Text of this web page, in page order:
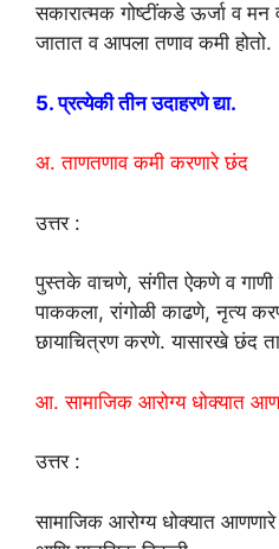
सकारात्मक गोष्टींकडे ऊर्जा व
जातात व आपला तणाव कमी होतो.
5. प्रत्येकी तीन उदाहरणे द्या.
अ. ताणतणाव कमी करणारे छंद
उत्तर :
पुस्तके वाचणे, संगीत ऐकणे व
पाककला, रांगोळी काढणे, नृत्य
छायाचित्रण करणे. यासारखे छंद
आ. सामाजिक आरोग्य धोक्यात
उत्तर :
सामाजिक आरोग्य धोक्यात